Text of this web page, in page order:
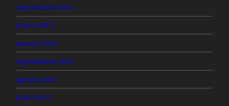
septiembre 2013
junio 2013
marzo 2013
septiembre 2012
agosto 2012
julio 2012